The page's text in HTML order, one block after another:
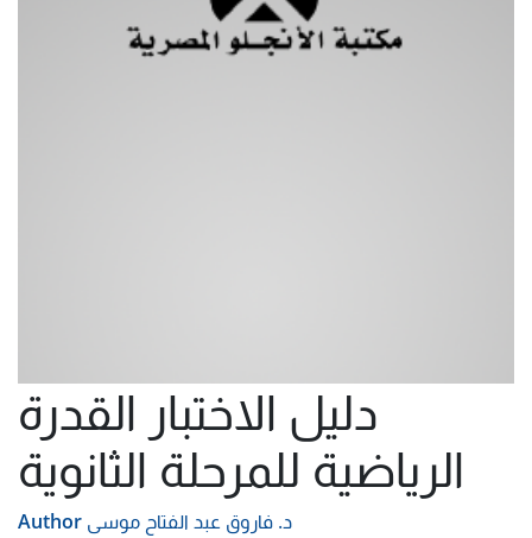
دليل الاختبار القدرة
الرياضية للمرحلة الثانوية
Author د. فاروق عبد الفتاح موسى